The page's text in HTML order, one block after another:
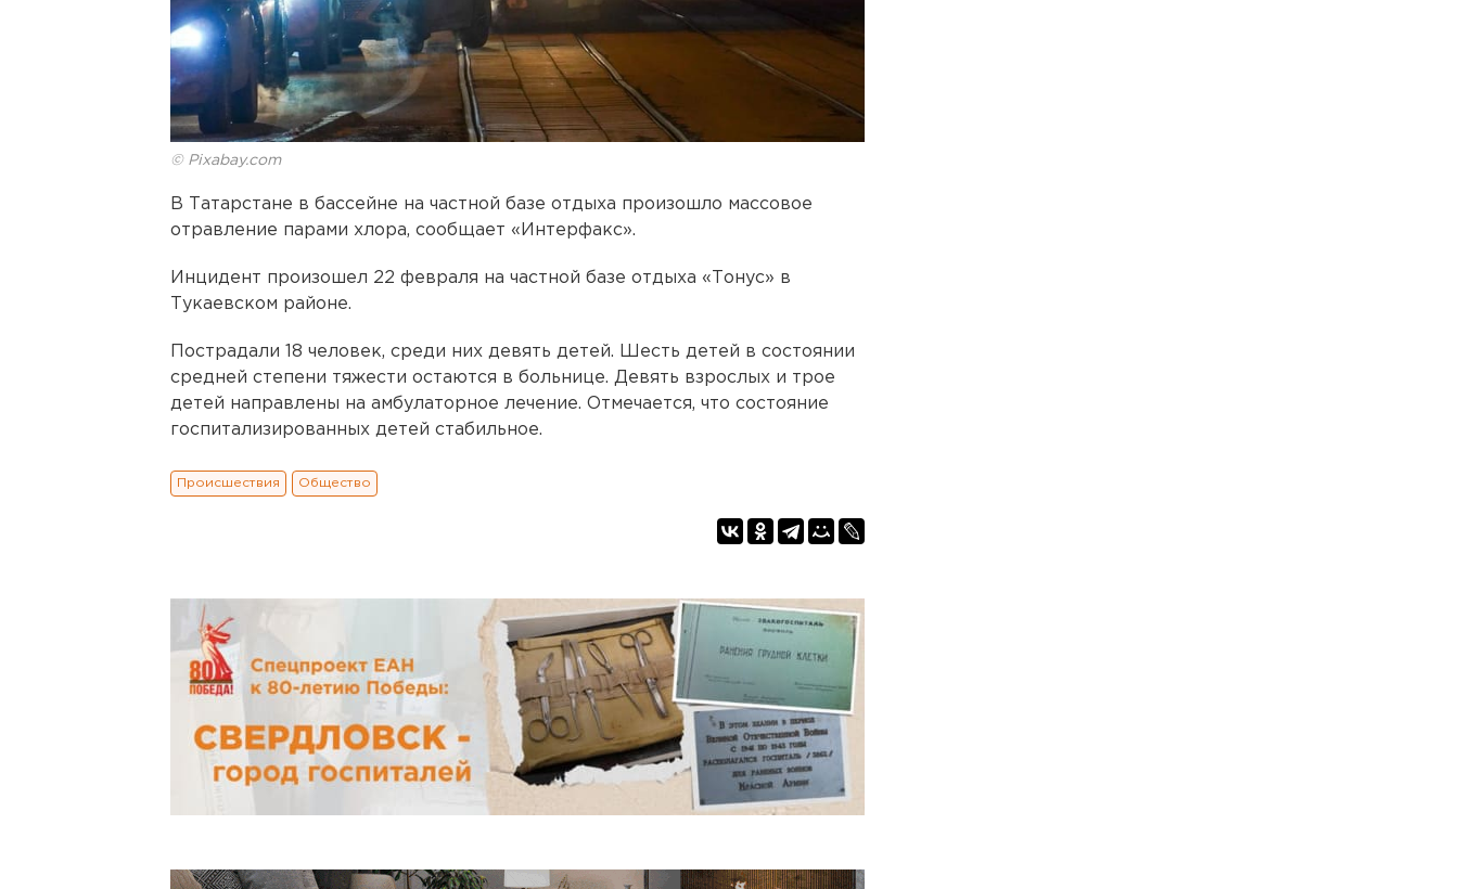
© Pixabay.com
В Татарстане в бассейне на частной базе отдыха произошло массовое
отравление парами хлора, сообщает «Интерфакс».
Инцидент произошел 22 февраля на частной базе отдыха «Тонус» в
Тукаевском районе.
Пострадали 18 человек, среди них девять детей. Шесть детей в состоянии
средней степени тяжести остаются в больнице. Девять взрослых и трое
детей направлены на амбулаторное лечение. Отмечается, что состояние
госпитализированных детей стабильное.
Происшествия Общество